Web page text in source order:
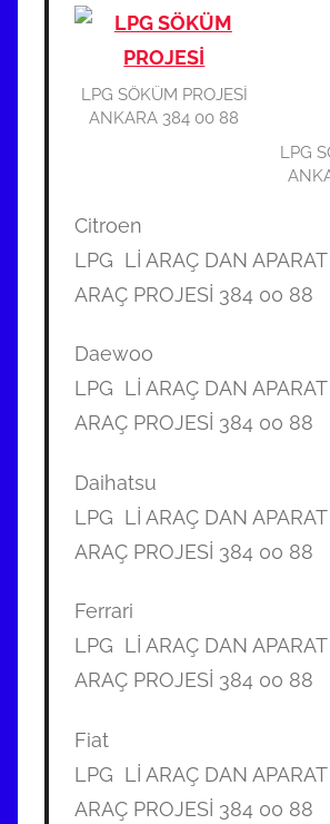
LPG SÖKÜM PROJESİ
ANKARA 384 00 88
LPG
Citroen
LPG Lİ ARAÇ DAN
ARAÇ PROJESİ 384 00 88
Daewoo
LPG Lİ ARAÇ DAN
ARAÇ PROJESİ 384 00 88
Daihatsu
LPG Lİ ARAÇ DAN
ARAÇ PROJESİ 384 00 88
Ferrari
LPG Lİ ARAÇ DAN
ARAÇ PROJESİ 384 00 88
Fiat
LPG Lİ ARAÇ DAN
ARAÇ PROJESİ 384 00 88